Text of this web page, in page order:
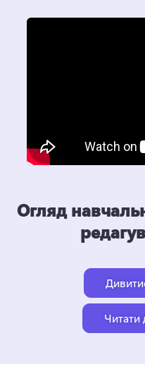
Огляд
Читати